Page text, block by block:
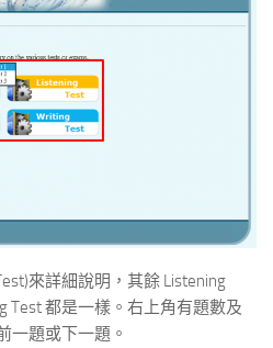
來詳細說明，其餘 Listening
Test 都是一樣。右上角有題數及
一題或下一題。